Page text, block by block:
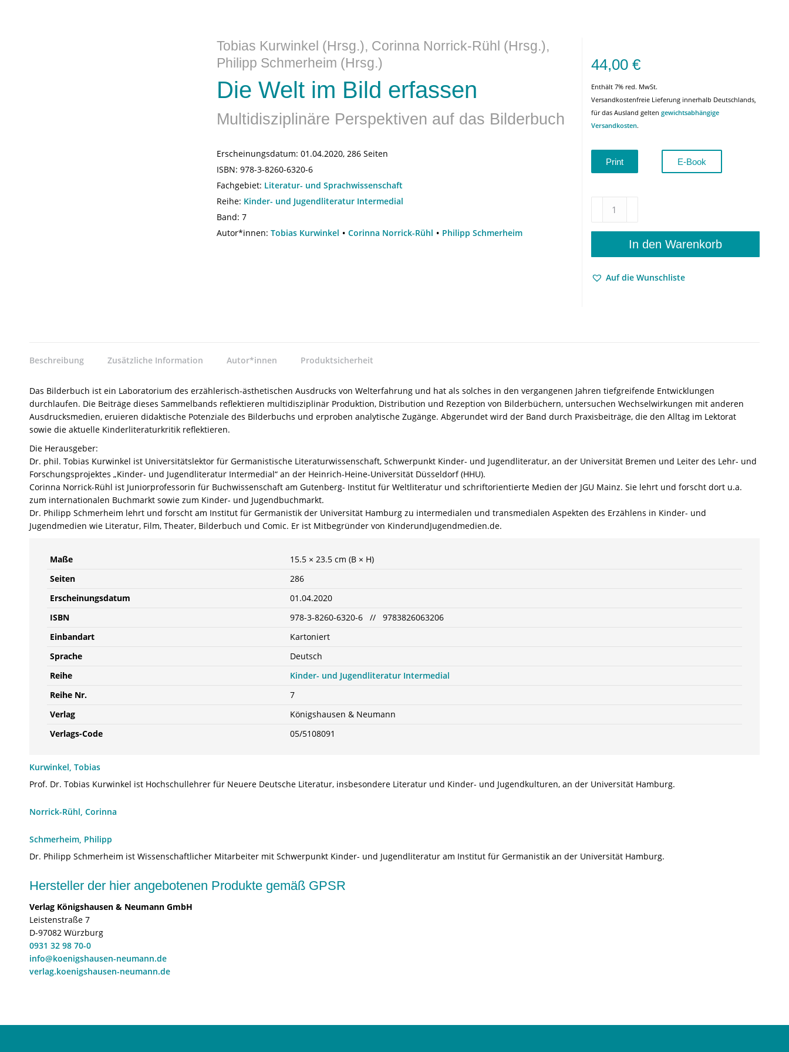
Tobias Kurwinkel (Hrsg.), Corinna Norrick-Rühl (Hrsg.),
Philipp Schmerheim (Hrsg.)
Die Welt im Bild erfassen
Multidisziplinäre Perspektiven auf das Bilderbuch
Erscheinungsdatum: 01.04.2020, 286 Seiten
ISBN: 978-3-8260-6320-6
Fachgebiet: Literatur- und Sprachwissenschaft
Reihe: Kinder- und Jugendliteratur Intermedial
Band: 7
Autor*innen: Tobias Kurwinkel Corinna Norrick-Rühl Philipp Schmerheim
44,00 €
Enthält 7% red. MwSt.
Versandkostenfreie Lieferung innerhalb Deutschlands,
für das Ausland gelten gewichtsabhängige
Versandkosten.
Print E-Book
erfassen
Multidisziplinäre
Corinna
Norrick-
Rühl
Schmerheim
–
9783826063206
In den Warenkorb
Auf die Wunschliste
Beschreibung Zusätzliche Information Autor*innen Produktsicherheit
Das Bilderbuch ist ein Laboratorium des erzählerisch-ästhetischen Ausdrucks von Welterfahrung und hat als solches in den vergangenen Jahren tiefgreifende Entwicklungen
durchlaufen. Die Beiträge dieses Sammelbands reflektieren multidisziplinär Produktion, Distribution und Rezeption von Bilderbüchern, untersuchen Wechselwirkungen mit anderen
Ausdrucksmedien, eruieren didaktische Potenziale des Bilderbuchs und erproben analytische Zugänge. Abgerundet wird der Band durch Praxisbeiträge, die den Alltag im Lektorat
sowie die aktuelle Kinderliteraturkritik reflektieren.
Die Herausgeber:
Dr. phil. Tobias Kurwinkel ist Universitätslektor für Germanistische Literaturwissenschaft, Schwerpunkt Kinder- und Jugendliteratur, an der Universität Bremen und Leiter des Lehr- und
Forschungsprojektes „Kinder- und Jugendliteratur Intermedial“ an der Heinrich-Heine-Universität Düsseldorf (HHU).
Corinna Norrick-Rühl ist Juniorprofessorin für Buchwissenschaft am Gutenberg- Institut für Weltliteratur und schriftorientierte Medien der JGU Mainz. Sie lehrt und forscht dort u.a.
zum internationalen Buchmarkt sowie zum Kinder- und Jugendbuchmarkt.
Dr. Philipp Schmerheim lehrt und forscht am Institut für Germanistik der Universität Hamburg zu intermedialen und transmedialen Aspekten des Erzählens in Kinder- und
Jugendmedien wie Literatur, Film, Theater, Bilderbuch und Comic. Er ist Mitbegründer von KinderundJugendmedien.de.
Maße
15.5 × 23.5 cm (B × H)
Seiten
286
Erscheinungsdatum
01.04.2020
ISBN
978-3-8260-6320-6 // 9783826063206
Einbandart
Kartoniert
Sprache
Deutsch
Reihe
Kinder- und Jugendliteratur Intermedial
Reihe Nr.
7
Verlag
Königshausen & Neumann
Verlags-Code
05/5108091
Kurwinkel, Tobias
Prof. Dr. Tobias Kurwinkel ist Hochschullehrer für Neuere Deutsche Literatur, insbesondere Literatur und Kinder- und Jugendkulturen, an der Universität Hamburg.
Norrick-Rühl, Corinna
Schmerheim, Philipp
Dr. Philipp Schmerheim ist Wissenschaftlicher Mitarbeiter mit Schwerpunkt Kinder- und Jugendliteratur am Institut für Germanistik an der Universität Hamburg.
Hersteller der hier angebotenen Produkte gemäß GPSR
Verlag Königshausen & Neumann GmbH
Leistenstraße 7
D-97082 Würzburg
0931 32 98 70-0
info@koenigshausen-neumann.de
verlag.koenigshausen-neumann.de